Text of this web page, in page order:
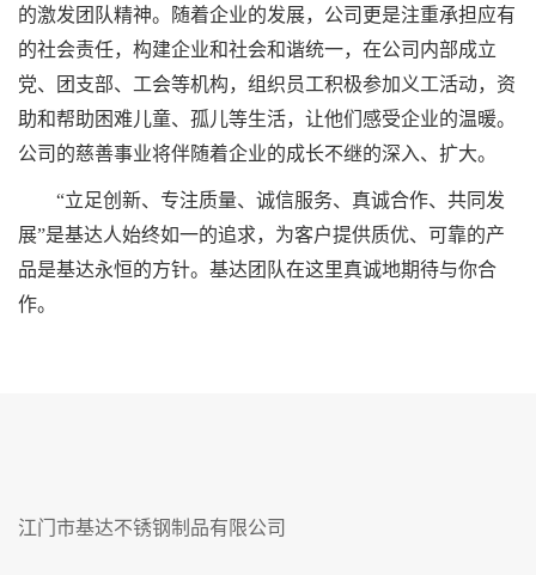
的激发团队精神。随着企业的发展，公司更是注重承担应有
的社会责任，构建企业和社会和谐统一，在公司内部成立
党、团支部、工会等机构，组织员工积极参加义工活动，资
助和帮助困难儿童、孤儿等生活，让他们感受企业的温暖。
公司的慈善事业将伴随着企业的成长不继的深入、扩大。
“立足创新、专注质量、诚信服务、真诚合作、共同发
展”是基达人始终如一的追求，为客户提供质优、可靠的产
品是基达永恒的方针。基达团队在这里真诚地期待与你合
作。
江门市基达不锈钢制品有限公司